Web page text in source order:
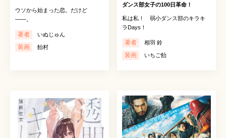
ウソから始まった恋。だけど
――。
著者 いぬじゅん
装画 飴村
ダンス部女子の100日革命！
私は私！ 弱小ダンス部のキラキ
ラDays！
著者 相羽 鈴
装画 いちご飴